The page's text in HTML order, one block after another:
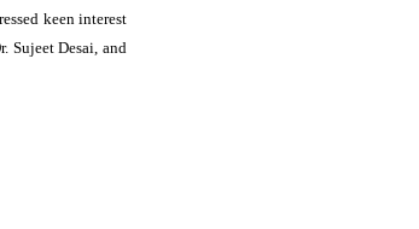
keen interest
Sujeet Desai, and